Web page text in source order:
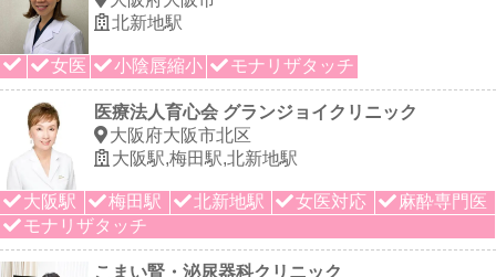
北新地駅
女医 小陰唇縮小 モナリザタッチ
医療法人育心会 グランジョイクリニック
大阪府大阪市北区
大阪駅,梅田駅,北新地駅
大阪駅 梅田駅 北新地駅 女医対応
麻酔専門医
モナリザタッチ
こまい腎・泌尿器科クリニック